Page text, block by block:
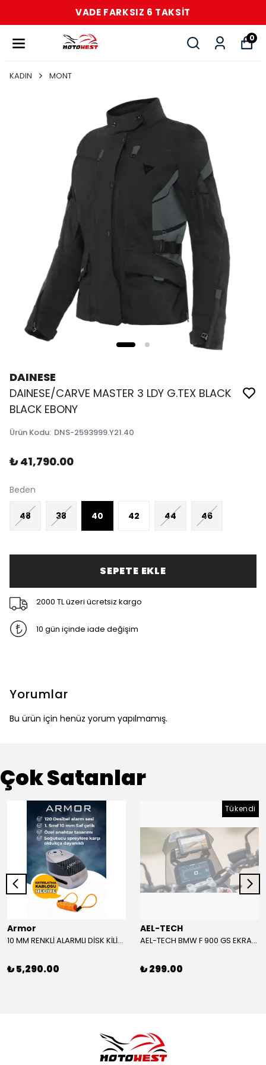
VADE FARKSIZ 6 TAKSİT
0
KADIN MONT
DAINESE
DAINESE/CARVE MASTER 3 LDY G.TEX BLACK
BLACK EBONY
Ürün Kodu: DNS-2593999.Y21.40
₺ 41,790.00
Beden
48 38 40 42 44 46
SEPETE EKLE
2000 TL üzeri ücretsiz kargo
10 gün içinde iade değişim
Yorumlar
Bu ürün için henüz yorum yapılmamış.
Çok Satanlar
Armor
10 MM RENKLİ ALARMLI DİSK KİLİDİ YENİ VERSİYON
₺ 5,290.00
Tükendi
AEL-TECH
AEL-TECH BMW F 900 GS EKRAN/GÖSTERGE KORUYUCU 2024-2025
₺ 299.00